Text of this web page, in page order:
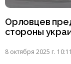
Орловцев
стороны
8 октября 2025 г. 10:11